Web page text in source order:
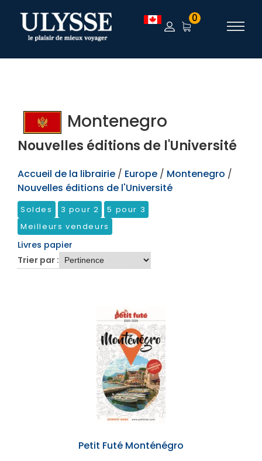
TEST 0
Montenegro
Nouvelles éditions de l'Université
Accueil de la librairie / Europe / Montenegro /
Nouvelles éditions de l'Université
Soldes 3 pour 2
5 pour 3
Meilleurs vendeurs
Livres papier
Trier par :
Petit Futé Monténégro